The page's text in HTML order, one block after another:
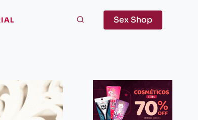
Sex Shop